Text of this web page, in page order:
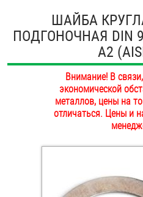
ПОКУПАТЕЛЯМ
ОПЛАТА И ДОСТАВКА
НАШИ МАГАЗИНЫ
Антивандальный
Болты и винты
ШАЙБА
ПОДГОНОЧНАЯ DIN
А2
Внимание! В
экономической
металлов, цены на
отличаться. Цены и